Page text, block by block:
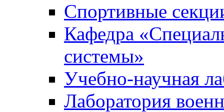
Спортивные
Кафедра
системы»
Учебно-научная
Лаборатория